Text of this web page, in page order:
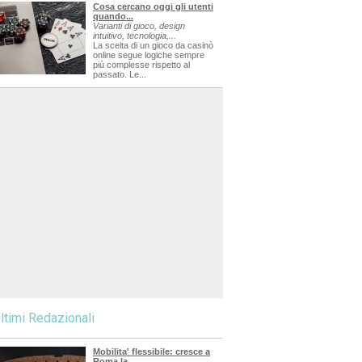
Cosa cercano oggi gli utenti
quando...
Varianti di gioco, design
intuitivo, tecnologia,...
La scelta di un gioco da casinò
online segue logiche sempre
più complesse rispetto al
passato. Le...
Redazionali
Mobilita' flessibile: cresce a